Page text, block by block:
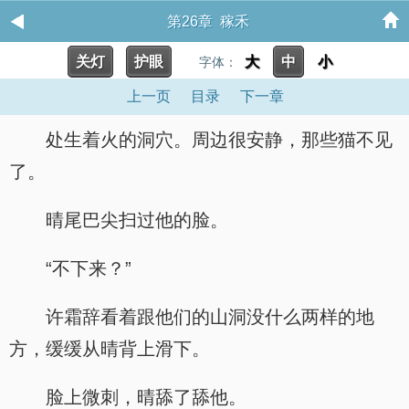
第26章 稼禾
关灯 护眼 字体： 大 中 小
上一页 目录 下一章
处生着火的洞穴。周边很安静，那些猫不见
了。
晴尾巴尖扫过他的脸。
“不下来？”
许霜辞看着跟他们的山洞没什么两样的地
方，缓缓从晴背上滑下。
脸上微刺，晴舔了舔他。